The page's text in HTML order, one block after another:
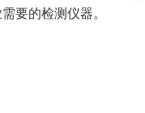
要的检测仪器。